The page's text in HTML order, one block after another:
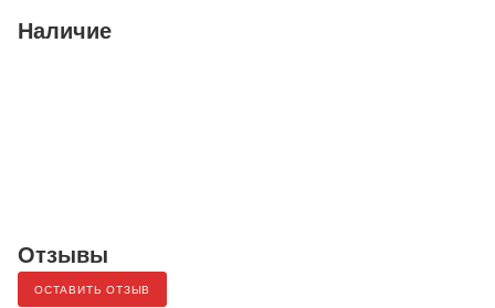
Наличие
Отзывы
ОСТАВИТЬ ОТЗЫВ